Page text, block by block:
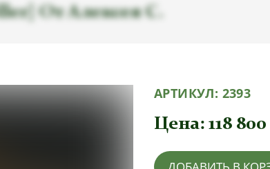
От Алексея С.
АРТИКУЛ: 2393
Цена: 118 800